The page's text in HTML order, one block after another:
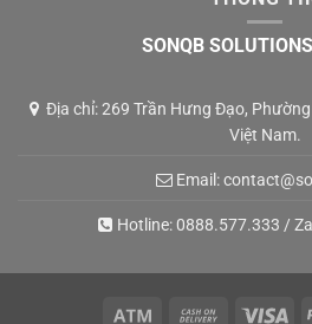
SONQB
Địa chỉ: 269 Trần Hưng Đạo,
Việt Nam.
Email:
Hotline:0888.577.333 /
Atm Cash